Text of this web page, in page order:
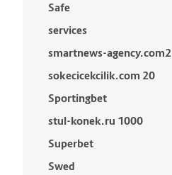
Safe
services
smartnews-agency.com2
sokecicekcilik.com 20
Sportingbet
stul-konek.ru 1000
Superbet
Swed